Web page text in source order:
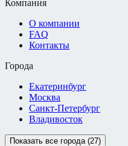
Компания
О компании
FAQ
Контакты
Города
Екатеринбург
Москва
Санкт-Петербург
Владивосток
Показать все города (27)